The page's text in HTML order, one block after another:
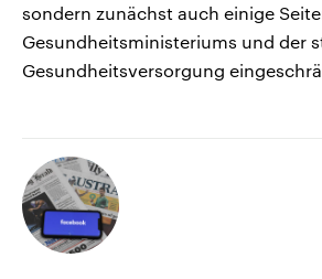
sondern zunächst auch einige
Gesundheitsministeriums und der
Gesundheitsversorgung